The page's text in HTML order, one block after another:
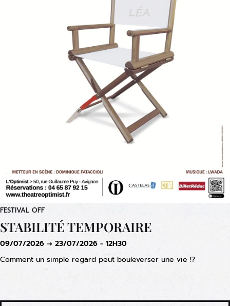
FESTIVAL OFF
STABILITÉ TEMPORAIRE
09/07/2026 → 23/07/2026 - 12H30
Comment un simple regard peut bouleverser une vie !?